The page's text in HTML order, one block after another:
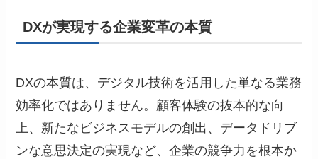
DXが実現する企業変革の本質
DXの本質は、デジタル技術を活用した単なる業務
効率化ではありません。顧客体験の抜本的な向
上、新たなビジネスモデルの創出、データドリブ
ンな意思決定の実現など、企業の競争力を根本か